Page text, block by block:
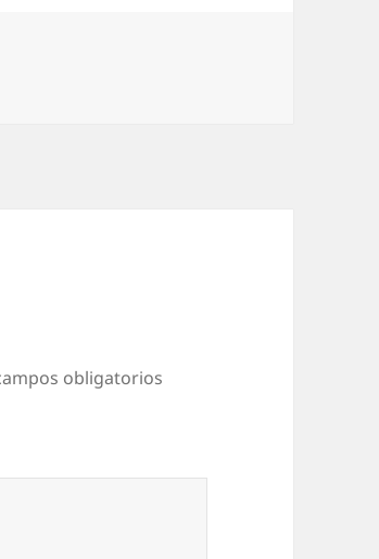
obligatorios